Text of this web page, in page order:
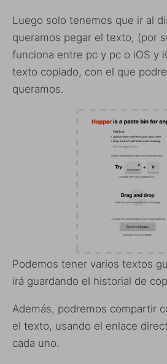
Luego solo tenemos que ir al
queramos pegar el texto, (por
funciona entre pc y pc o iOS y
texto copiado, con el que
queramos.
Podemos tener varios textos
irá guardando el historial de
Además, podremos compartir
el texto, usando el enlace
cada uno.